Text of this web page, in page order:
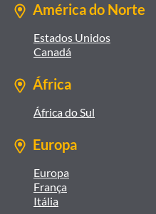
América do Norte
Estados Unidos
Canadá
África
África do Sul
Europa
Europa
França
Itália